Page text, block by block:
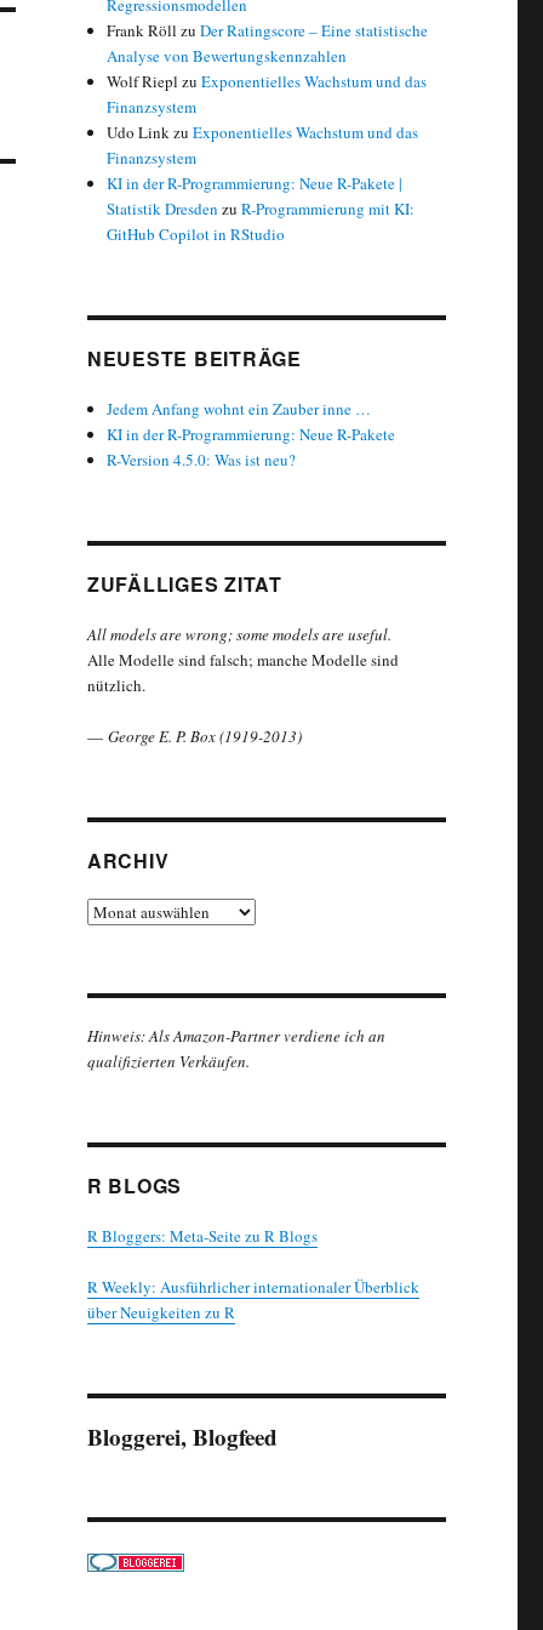
Regressionsmodellen
Frank Röll zuDer Ratingscore – Eine statistische
Analyse von Bewertungskennzahlen
Wolf Riepl zuExponentielles Wachstum und das
Finanzsystem
Udo LinkzuExponentielles Wachstum und das
Finanzsystem
KI in der R-Programmierung: Neue R-Pakete |
Statistik Dresden zuR-Programmierung mit KI:
GitHub Copilot in RStudio
NEUESTE BEITRÄGE
Jedem Anfang wohnt ein Zauber inne …
KI in der R-Programmierung: Neue R-Pakete
R-Version 4.5.0: Was ist neu?
ZUFÄLLIGES ZITAT
All models are wrong; some models are useful.
Alle Modelle sind falsch; manche Modelle sind
nützlich.
— George E. P. Box (1919-2013)
ARCHIV
Archiv
Hinweis: Als Amazon-Partner verdiene ich an
qualifizierten Verkäufen.
R BLOGS
R Bloggers: Meta-Seite zu R Blogs
R Weekly: Ausführlicher internationaler Überblick
über Neuigkeiten zu R
Bloggerei, Blogfeed